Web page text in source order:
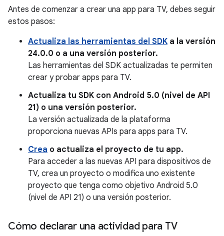
Antes de comenzar a crear una app para TV, debes seguir
estos pasos:
Actualiza las herramientas del SDK a la versión
24.0.0 o a una versión posterior.
Las herramientas del SDK actualizadas te permiten
crear y probar apps para TV.
Actualiza tu SDK con Android 5.0 (nivel de API
21) o una versión posterior.
La versión actualizada de la plataforma
proporciona nuevas APIs para apps para TV.
Crea o actualiza el proyecto de tu app.
Para acceder a las nuevas API para dispositivos de
TV, crea un proyecto o modifica uno existente
proyecto que tenga como objetivo Android 5.0
(nivel de API 21) o una versión posterior.
Cómo declarar una actividad para TV